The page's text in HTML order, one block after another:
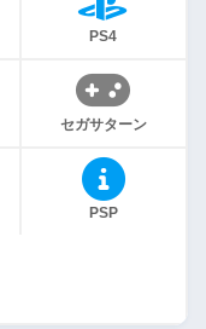
PS4
セガサターン
PSP